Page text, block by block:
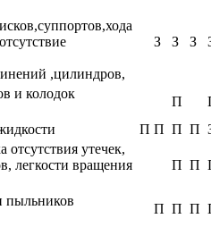
,цилиндров,
З З З
и колодок
П
П П П П
отсутствия утечек,
легкости вращения
П П
пыльников
П П П